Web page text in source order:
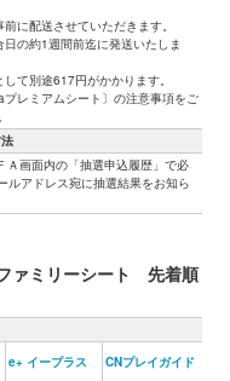
に配送させていただきます。
日の約1週間前迄に発送いたしま
て別途617円がかかります。
プレミアムシート〕の注意事項をご
画面内の「抽選申込履歴」で必
ルアドレス宛に抽選結果をお知ら
ァミリーシート 先着順
e+ イープラス CNプレイガイド